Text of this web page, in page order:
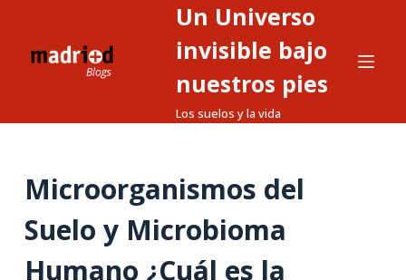
o
Un Universo
invisible bajo
nuestros pies
Los suelos y la vida
Microorganismos del
Suelo y Microbioma
Humano ¿Cuál es la